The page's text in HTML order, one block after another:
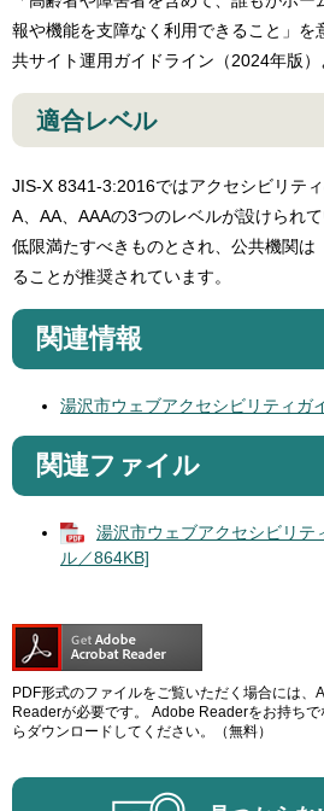
報や機能を支障なく利用できること」を
共サイト運用ガイドライン（2024年版）
適合レベル
JIS-X 8341-3:2016ではアクセシビリテ
A、AA、AAAの3つのレベルが設けられ
低限満たすべきものとされ、公共機関は
ることが推奨されています。
関連情報
湯沢市ウェブアクセシビリティガ
関連ファイル
湯沢市ウェブアクセシビリテ
ル／864KB]
PDF形式のファイルをご覧いただく場合には
Readerが必要です。
Adobe Readerをお持ち
らダウンロードしてください。（無料）